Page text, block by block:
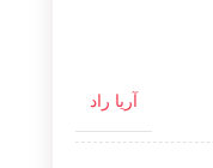
آریا راد